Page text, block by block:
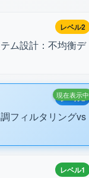
レベル2
ム設計：不均衡デ
レベル2
フィルタリングvs
現在表示中
レベル1